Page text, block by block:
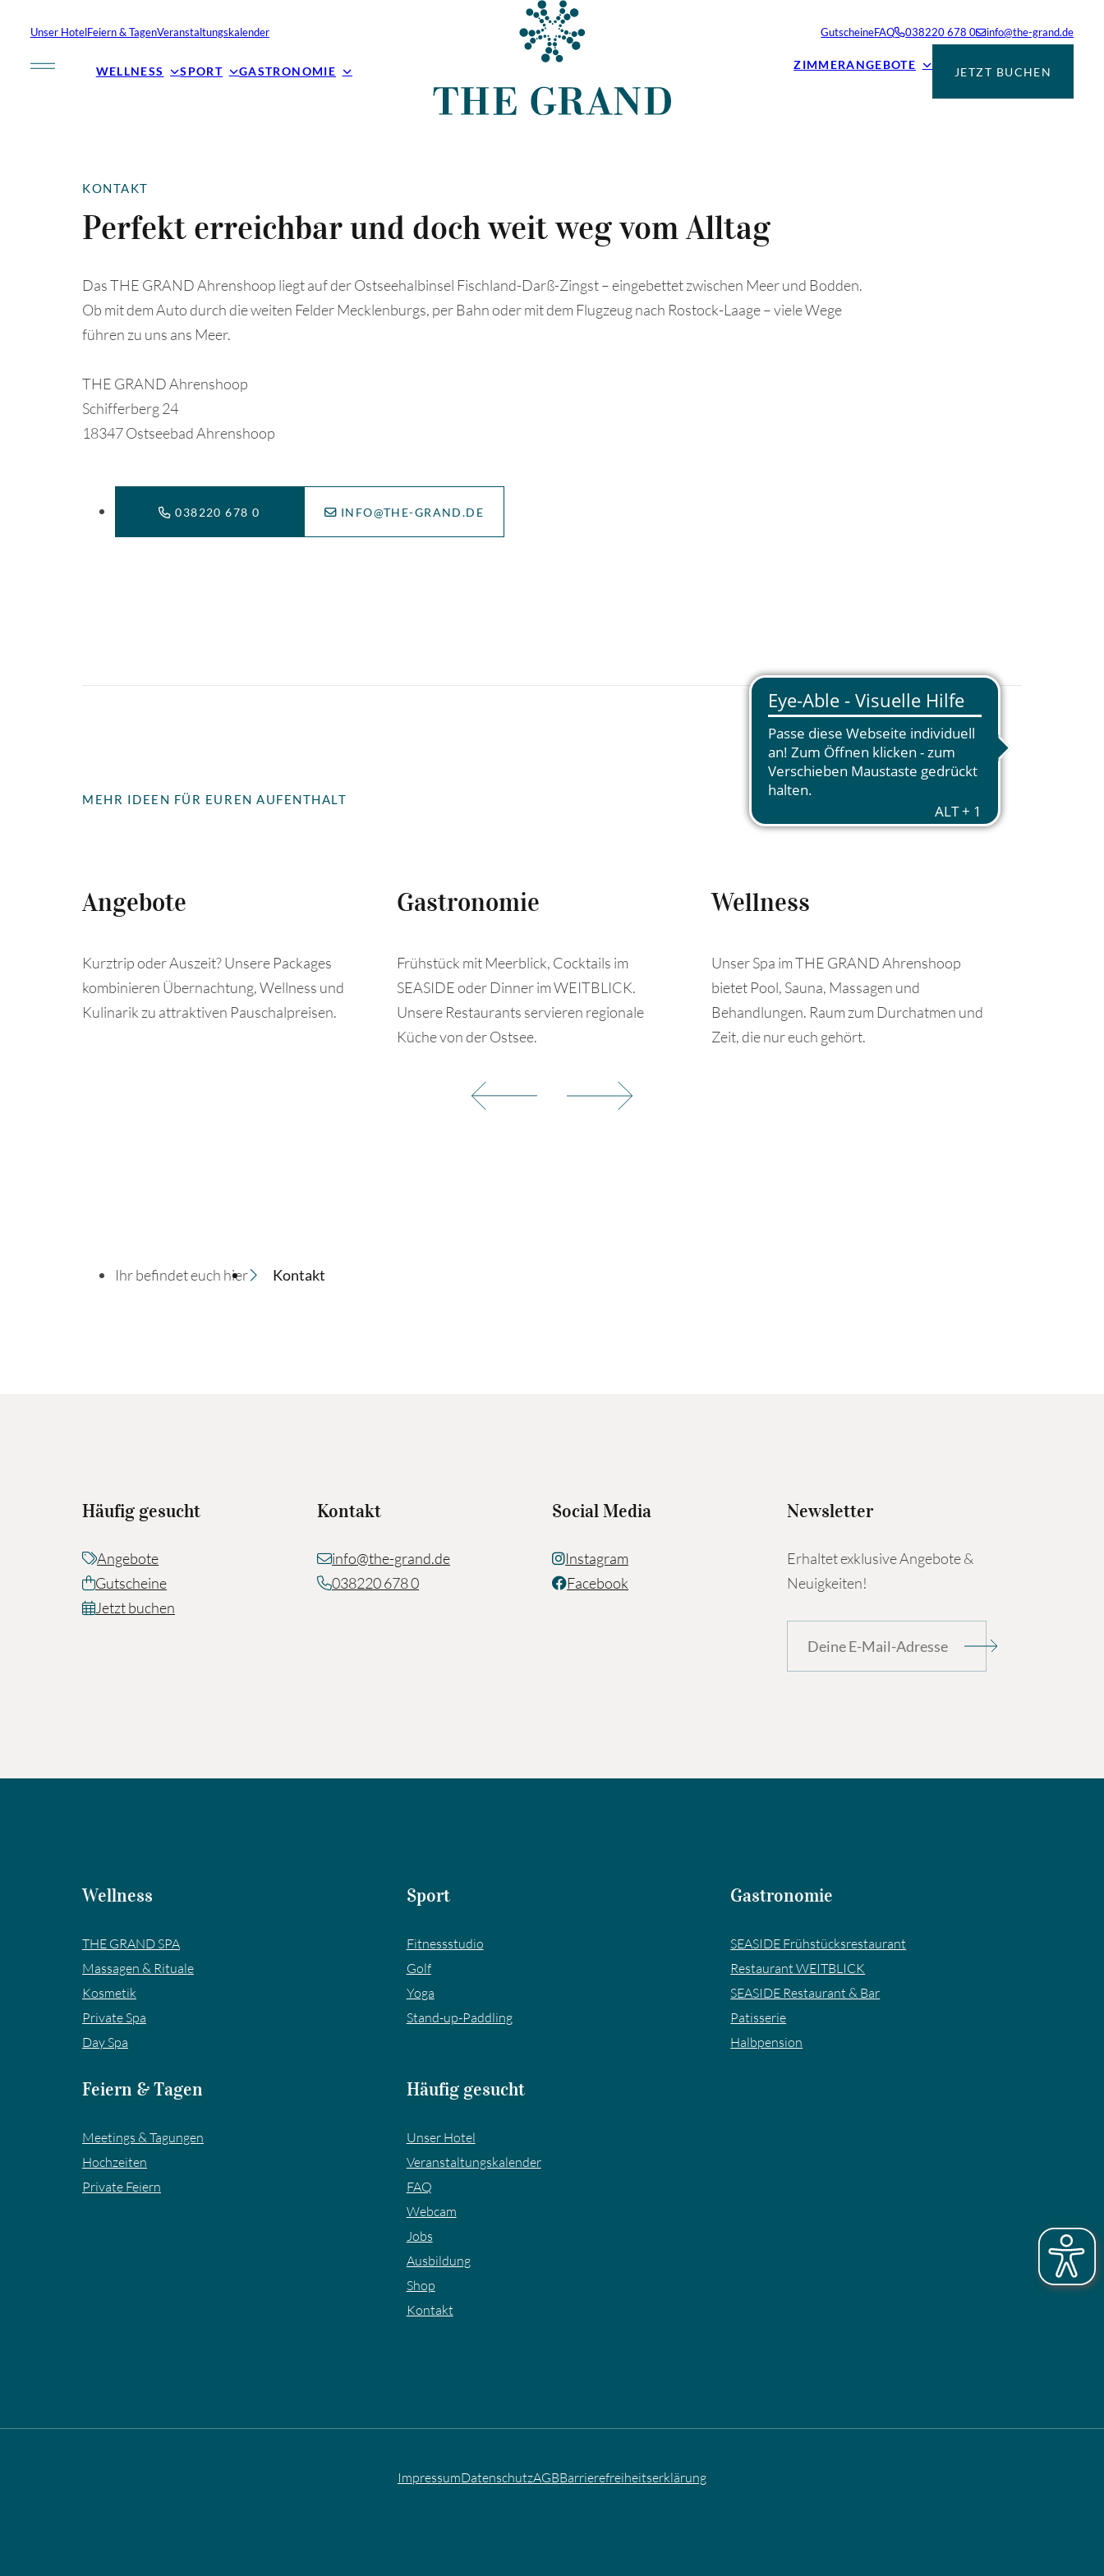
Unser HotelFeiern & TagenVeranstaltungskalender GutscheineFAQ 038220 678 0 info@the-grand.de
WELLNESS SPORT GASTRONOMIE ZIMMERANGEBOTE JETZT BUCHEN
KONTAKT
Perfekt erreichbar und doch weit weg vom Alltag
Das THE GRAND Ahrenshoop liegt auf der Ostseehalbinsel Fischland-Darß-Zingst – eingebettet zwischen Meer und Bodden.
Ob mit dem Auto durch die weiten Felder Mecklenburgs, per Bahn oder mit dem Flugzeug nach Rostock-Laage – viele Wege
führen zu uns ans Meer.
THE GRAND Ahrenshoop
Schifferberg 24
18347 Ostseebad Ahrenshoop
038220 678 0 INFO@THE-GRAND.DE
MEHR IDEEN FÜR EUREN AUFENTHALT
Angebote
Kurztrip oder Auszeit? Unsere Packages
kombinieren Übernachtung, Wellness und
Kulinarik zu attraktiven Pauschalpreisen.
Gastronomie
Frühstück mit Meerblick, Cocktails im
SEASIDE oder Dinner im WEITBLICK.
Unsere Restaurants servieren regionale
Küche von der Ostsee.
Wellness
Unser Spa im THE GRAND Ahrenshoop
bietet Pool, Sauna, Massagen und
Behandlungen. Raum zum Durchatmen und
Zeit, die nur euch gehört.
Ihr befindet euch hier Kontakt
Häufig gesucht
Angebote
Gutscheine
Jetzt buchen
Kontakt
info@the-grand.de
038220 678 0
Social Media
Instagram
Facebook
Newsletter
Erhaltet exklusive Angebote &
Neuigkeiten!
Wellness
THE GRAND SPA
Massagen & Rituale
Kosmetik
Private Spa
Day Spa
Sport
Fitnessstudio
Golf
Yoga
Stand-up-Paddling
Gastronomie
SEASIDE Frühstücksrestaurant
Restaurant WEITBLICK
SEASIDE Restaurant & Bar
Pa­tis­se­rie
Halbpension
Feiern & Tagen
Meetings & Tagungen
Hochzeiten
Private Feiern
Häufig gesucht
Unser Hotel
Veranstaltungskalender
FAQ
Webcam
Jobs
Ausbildung
Shop
Kontakt
ImpressumDatenschutzAGBBarrierefreiheitserklärung